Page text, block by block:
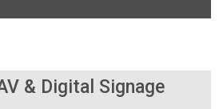
& Digital Signage